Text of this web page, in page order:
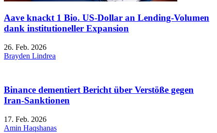
Aave knackt 1 Bio. US-Dollar an Lending-Volumen
dank institutioneller Expansion
26. Feb. 2026
Brayden Lindrea
Binance dementiert Bericht über Verstöße gegen
Iran-Sanktionen
17. Feb. 2026
Amin Haqshanas